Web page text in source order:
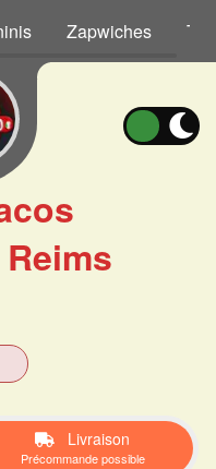
Zapwiches
Livraison
Précommande possible